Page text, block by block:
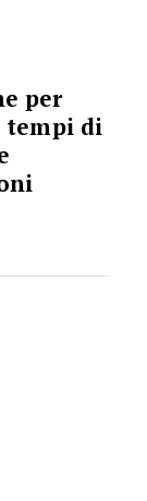
per
tempi di